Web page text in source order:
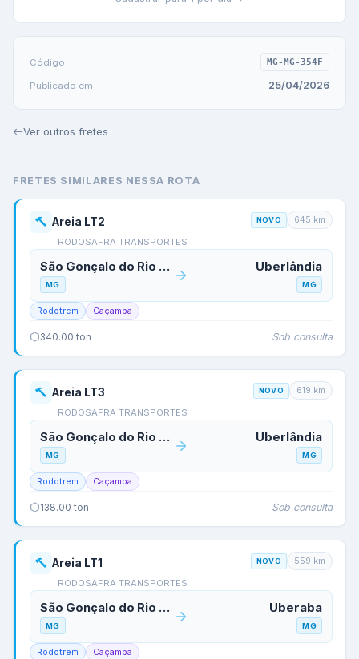
Código MG-MG-354F
Publicado em 25/04/2026
Ver outros fretes
FRETES SIMILARES NESSA ROTA
Areia LT2
RODOSAFRA TRANSPORTES
NOVO 645 km
São Gonçalo do Rio Abaixo
MG
Uberlândia
MG
Rodotrem Caçamba
340.00 ton Sob consulta
Areia LT3
RODOSAFRA TRANSPORTES
NOVO 619 km
São Gonçalo do Rio Abaixo
MG
Uberlândia
MG
Rodotrem Caçamba
138.00 ton Sob consulta
Areia LT1
RODOSAFRA TRANSPORTES
NOVO 559 km
São Gonçalo do Rio Abaixo
MG
Uberaba
MG
Rodotrem Caçamba